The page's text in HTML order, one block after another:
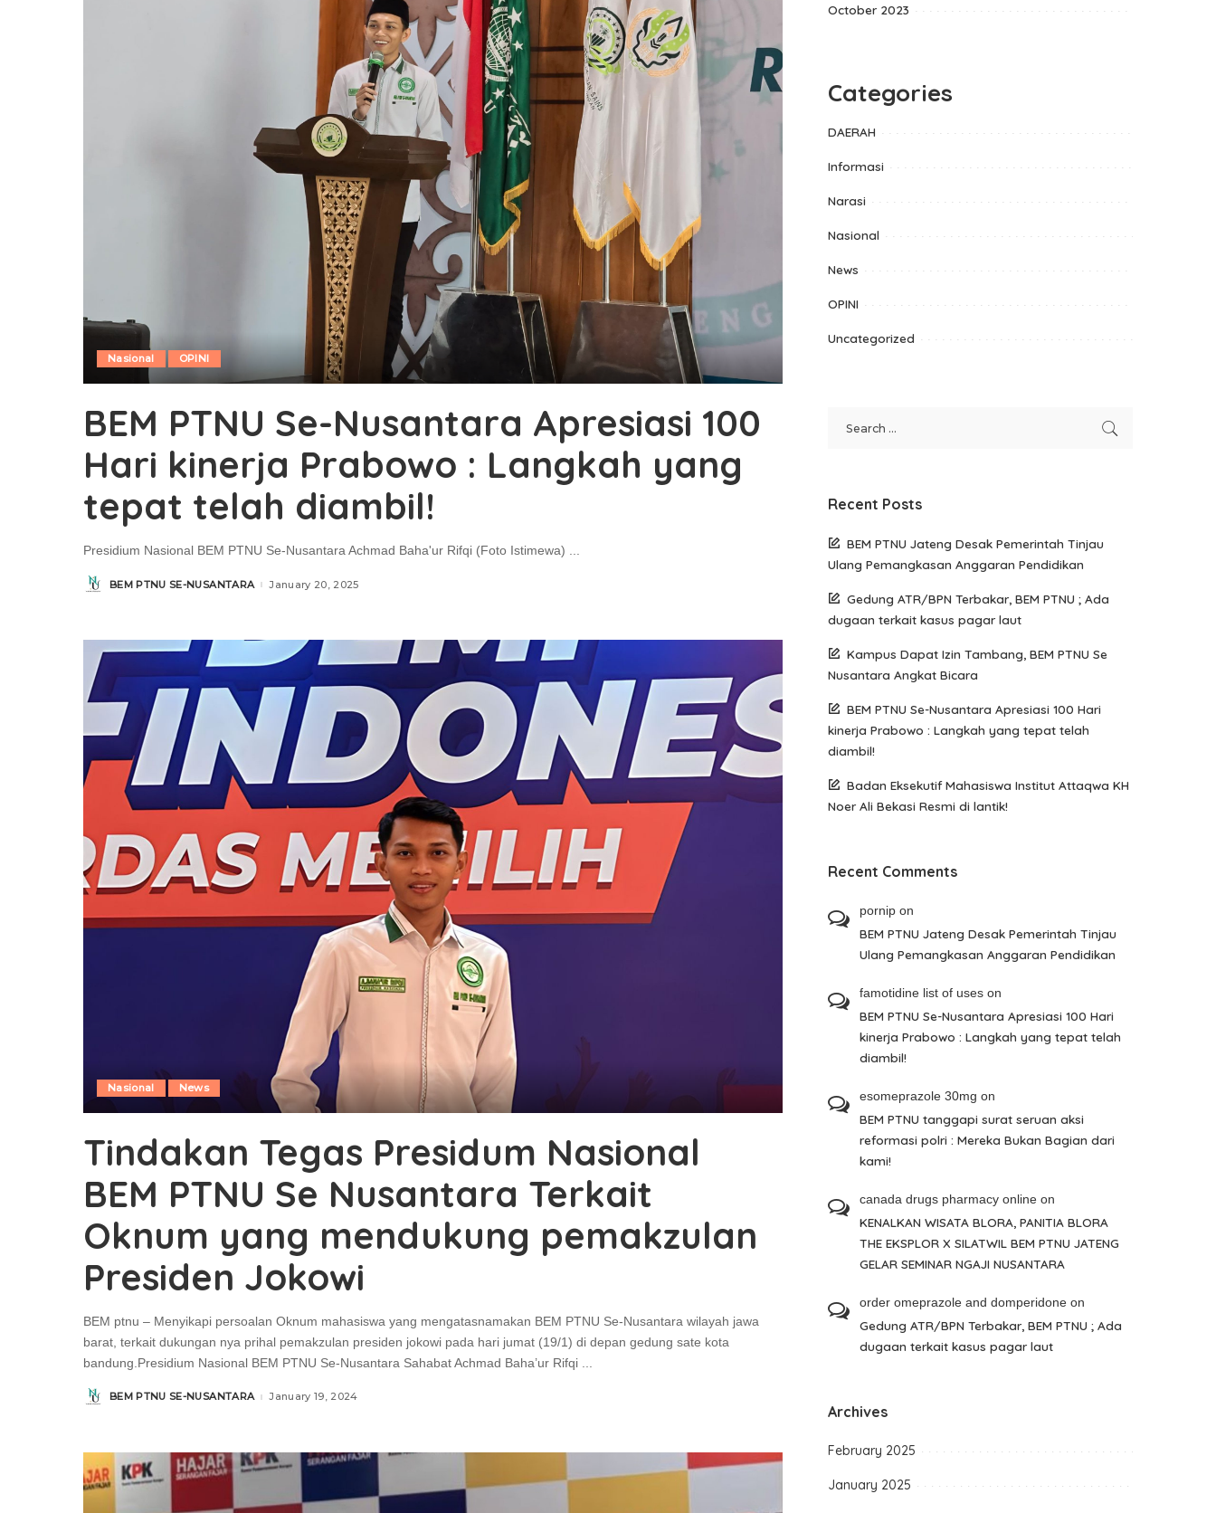
Nasional OPINI
BEM PTNU Se-Nusantara Apresiasi 100
Hari kinerja Prabowo : Langkah yang
tepat telah diambil!
Presidium Nasional BEM PTNU Se-Nusantara Achmad Baha'ur Rifqi (Foto Istimewa) ...
PostedBEM PTNU SE-NUSANTARA January 20, 2025
Nasional News
Tindakan Tegas Presidum Nasional
BEM PTNU Se Nusantara Terkait
Oknum yang mendukung pemakzulan
Presiden Jokowi
BEM ptnu – Menyikapi persoalan Oknum mahasiswa yang mengatasnamakan BEM PTNU Se-Nusantara wilayah jawa
barat, terkait dukungan nya prihal pemakzulan presiden jokowi pada hari jumat (19/1) di depan gedung sate kota
bandung.Presidium Nasional BEM PTNU Se-Nusantara Sahabat Achmad Baha’ur Rifqi
PostedBEM PTNU SE-NUSANTARA January 19, 2024
October 2023
Categories
DAERAH
Informasi
Narasi
Nasional
News
OPINI
Uncategorized
Recent Posts
BEM PTNU Jateng Desak Pemerintah Tinjau
Ulang Pemangkasan Anggaran Pendidikan
Gedung ATR/BPN Terbakar, BEM PTNU ; Ada
dugaan terkait kasus pagar laut
Kampus Dapat Izin Tambang, BEM PTNU Se
Nusantara Angkat Bicara
BEM PTNU Se-Nusantara Apresiasi 100 Hari
kinerja Prabowo : Langkah yang tepat telah
diambil!
Badan Eksekutif Mahasiswa Institut Attaqwa KH
Noer Ali Bekasi Resmi di lantik!
Recent Comments
pornip on
BEM PTNU Jateng Desak Pemerintah Tinjau
Ulang Pemangkasan Anggaran Pendidikan
famotidine list of uses on
BEM PTNU Se-Nusantara Apresiasi 100 Hari
kinerja Prabowo : Langkah yang tepat telah
diambil!
esomeprazole 30mg on
BEM PTNU tanggapi surat seruan aksi
reformasi polri : Mereka Bukan Bagian dari
kami!
canada drugs pharmacy online on
KENALKAN WISATA BLORA, PANITIA BLORA
THE EKSPLOR X SILATWIL BEM PTNU JATENG
GELAR SEMINAR NGAJI NUSANTARA
order omeprazole and domperidone on
Gedung ATR/BPN Terbakar, BEM PTNU ; Ada
dugaan terkait kasus pagar laut
Archives
February 2025
January 2025